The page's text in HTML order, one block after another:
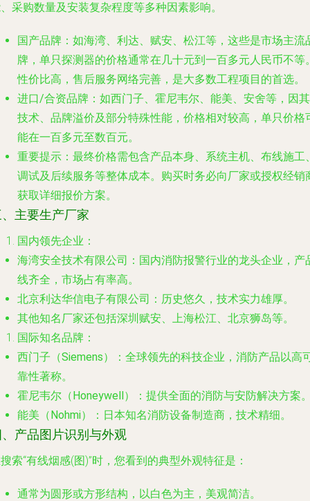
采购数量及安装复杂程度等多种因素影响。
国产品牌 ：如海湾、利达、赋安、松江等，这些是市场主流
牌，单只探测器的价格通常在几十元到一百多元人民币不等
性价比高，售后服务网络完善，是大多数工程项目的首选。
进口/合资品牌 ：如西门子、霍尼韦尔、能美、安舍等，因其
技术、品牌溢价及部分特殊性能，价格相对较高，单只价格
能在一百多元至数百元。
重要提示 ：最终价格需包含产品本身、系统主机、布线施工
调试及后续服务等整体成本。购买时务必向厂家或授权经销
获取详细报价方案。
主要生产厂家
国内领先企业 ：
海湾安全技术有限公司 ：国内消防报警行业的龙头企业，产
线齐全，市场占有率高。
北京利达华信电子有限公司 ：历史悠久，技术实力雄厚。
其他知名厂家还包括深圳赋安、上海松江、北京狮岛等。
国际知名品牌 ：
西门子（Siemens）
：全球领先的科技企业，消防产品以高
靠性著称。
霍尼韦尔（Honeywell）
：提供全面的消防与安防解决方案
能美（Nohmi）
：日本知名消防设备制造商，技术精细。
产品图片识别与外观
索“有线烟感(图)”时，您看到的典型外观特征是：
通常为圆形或方形结构，以白色为主，美观简洁。